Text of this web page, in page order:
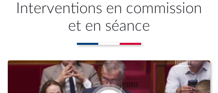
Interventions en commission
et en séance